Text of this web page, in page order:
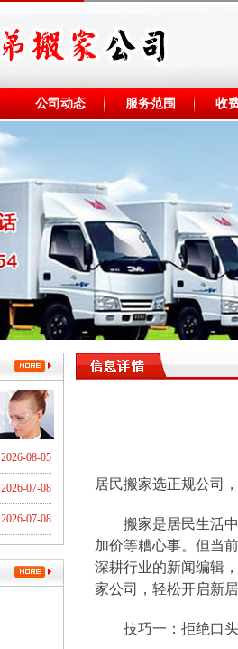
公司动态 服务范围 收
2026-08-05
2026-07-08
2026-07-08
居民搬家选正规公司
搬家是居民生活中
加价等糟心事。但当
深耕行业的新闻编辑
家公司，轻松开启新
技巧一：拒绝口头